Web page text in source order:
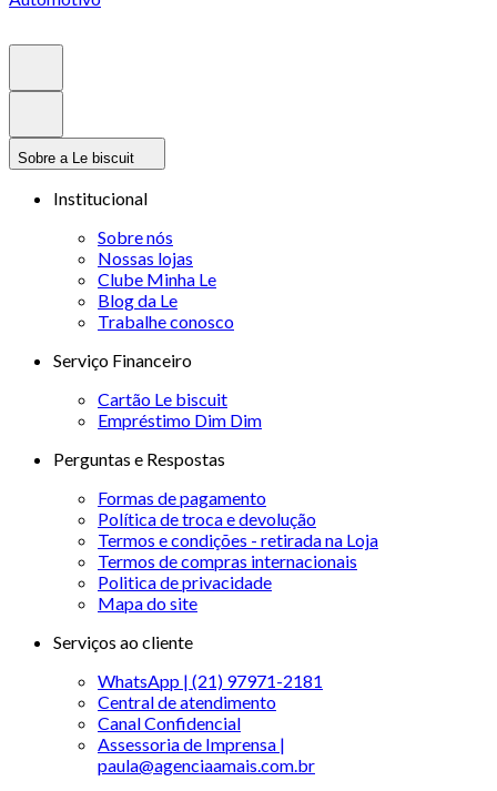
Sobre a Le biscuit
Institucional
Sobre nós
Nossas lojas
Clube Minha Le
Blog da Le
Trabalhe conosco
Serviço Financeiro
Cartão Le biscuit
Empréstimo Dim Dim
Perguntas e Respostas
Formas de pagamento
Política de troca e devolução
Termos e condições - retirada na Loja
Termos de compras internacionais
Politica de privacidade
Mapa do site
Serviços ao cliente
WhatsApp | (21) 97971-2181
Central de atendimento
Canal Confidencial
Assessoria de Imprensa |
paula@agenciaamais.com.br